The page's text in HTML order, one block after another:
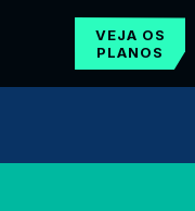
VEJA OS
PLANOS